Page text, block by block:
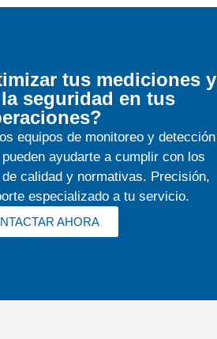
tus mediciones y
seguridad en tus
equipos de monitoreo y detección
ayudarte a cumplir con los
calidad y normativas. Precisión,
especializado a tu servicio.
AHORA